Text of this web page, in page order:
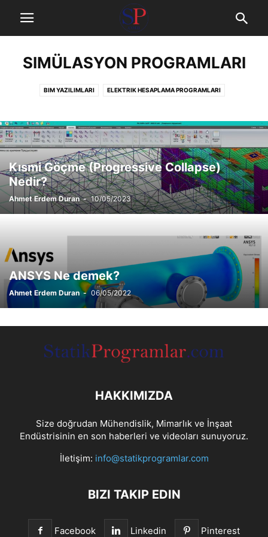
SIMÜLASYON PROGRAMLARI
BIM YAZILIMLARI ELEKTRIK HESAPLAMA PROGRAMLARI
MEKANIK TASARIM PROGRAMLARI OFIS PROGRAMLARI
SIMÜLASYON PROGRAMLARI SIHHI TESISAT
TASARIM VE DETAYLANDIRMA PROGRAMLARI YÖNETIM VE PLANLAMA
Kısmi Göçme (Progressive Collapse)
Nedir?
Ahmet Erdem Duran - 10/05/2023
ANSYS Ne demek?
Ahmet Erdem Duran - 06/05/2022
HAKKIMIZDA
Size doğrudan Mühendislik, Mimarlık ve İnşaat
Endüstrisinin en son haberleri ve videoları sunuyoruz.
İletişim: info@statikprogramlar.com
BIZI TAKIP EDIN
Facebook Linkedin Pinterest